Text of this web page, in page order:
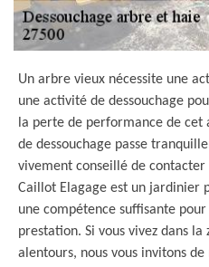
Un arbre vieux nécessite une
une activité de dessouchage
la perte de performance de
de dessouchage passe
vivement conseillé de
Caillot Elagage est un jardinier
une compétence suffisante
prestation. Si vous vivez dans la
alentours, nous vous invitons